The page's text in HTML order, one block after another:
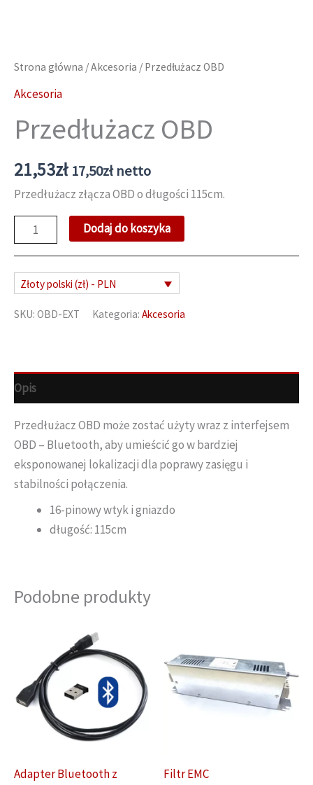
Strona główna /Akcesoria / Przedłużacz OBD
Akcesoria
Przedłużacz OBD
21,53zł 17,50złnetto
Przedłużacz złącza OBD o długości 115cm.
ilość
Przedłużacz
Dodaj do koszyka
Złoty polski (zł) - PLN
SKU: OBD-EXT Kategoria: Akcesoria
Opis
Przedłużacz OBD może zostać użyty wraz z interfejsem
OBD – Bluetooth, aby umieścić go w bardziej
eksponowanej lokalizacji dla poprawy zasięgu i
stabilności połączenia.
16-pinowy wtyk i gniazdo
długość: 115cm
Podobne produkty
Adapter Bluetooth z
Filtr EMC